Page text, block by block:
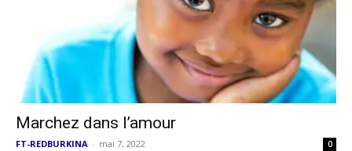
Marchez dans l’amour
FT-REDBURKINA - mai 7, 2022 0